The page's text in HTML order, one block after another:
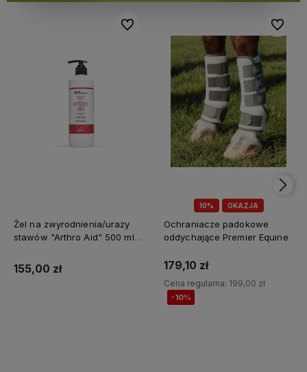
Żel na zwyrodnienia/urazy
stawów "Arthro Aid" 500 ml
155,00 zł
Do ulubionych
10% OKAZJA
Ochraniacze padokowe
oddychające Premier Equine
179,10 zł
Cena regularna: 199,00 zł
-10%
Do